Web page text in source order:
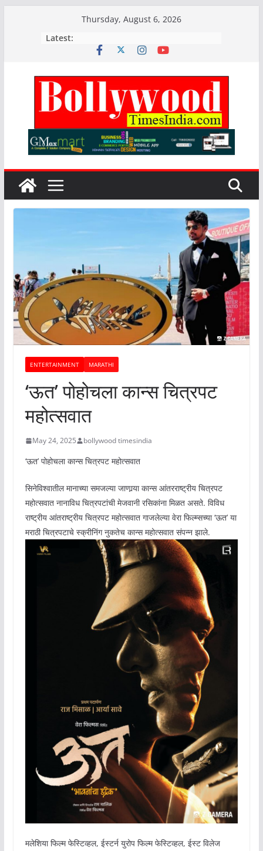
Thursday, August 6, 2026
Latest:
ENTERTAINMENT MARATHI
‘ऊत’ पोहोचला कान्स चित्रपट
महोत्सवात
May 24, 2025 bollywood timesindia
‘ऊत’ पोहोचला कान्स चित्रपट महोत्सवात
सिनेविश्वातील मानाच्या समजल्या जाणार्‍या कान्स आंतरराष्ट्रीय चित्रपट
महोत्सवात नानाविध चित्रपटांची मेजवानी रसिकांना मिळत असते. विविध
राष्ट्रीय आंतराष्ट्रीय चित्रपट महोत्सवात गाजलेल्या वेरा फिल्म्सच्या ‘ऊत’ या
मराठी चित्रपटाचे स्क्रीनिंग नुकतेच कान्स महोत्सवात संपन्न झाले.
मलेशिया फिल्म फेस्टिव्हल, ईस्टर्न युरोप फिल्म फेस्टिव्हल, ईस्ट विलेज